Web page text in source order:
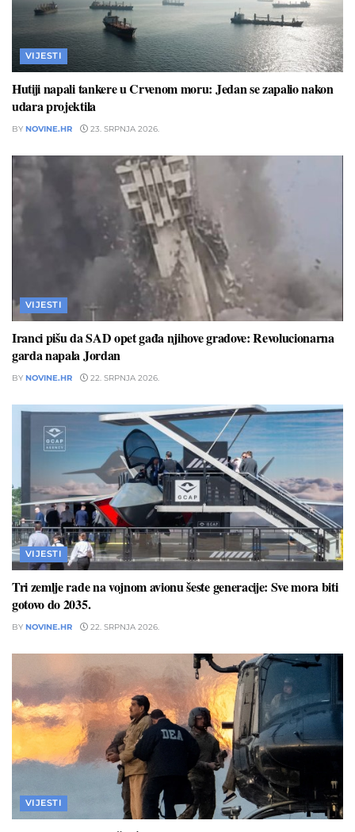
VIJESTI
Hutiji napali tankere u Crvenom moru: Jedan se zapalio nakon
udara projektila
BY NOVINE.HR 23. SRPNJA 2026.
VIJESTI
Iranci pišu da SAD opet gađa njihove gradove: Revolucionarna
garda napala Jordan
BY NOVINE.HR 22. SRPNJA 2026.
VIJESTI
Tri zemlje rade na vojnom avionu šeste generacije: Sve mora biti
gotovo do 2035.
BY NOVINE.HR 22. SRPNJA 2026.
VIJESTI